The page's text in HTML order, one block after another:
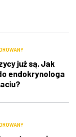
już są. Jak
endokrynologa